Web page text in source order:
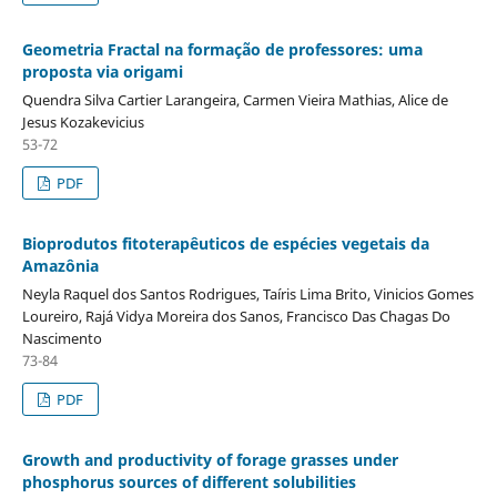
Geometria Fractal na formação de professores: uma
proposta via origami
Quendra Silva Cartier Larangeira, Carmen Vieira Mathias, Alice de
Jesus Kozakevicius
53-72
PDF
Bioprodutos fitoterapêuticos de espécies vegetais da
Amazônia
Neyla Raquel dos Santos Rodrigues, Taíris Lima Brito, Vinicios Gomes
Loureiro, Rajá Vidya Moreira dos Sanos, Francisco Das Chagas Do
Nascimento
73-84
PDF
Growth and productivity of forage grasses under
phosphorus sources of different solubilities